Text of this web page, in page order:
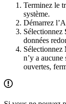
Terminez le
système.
Démarrez
Sélectionnez
données
Sélectionnez
n’y a aucune
ouvertes,